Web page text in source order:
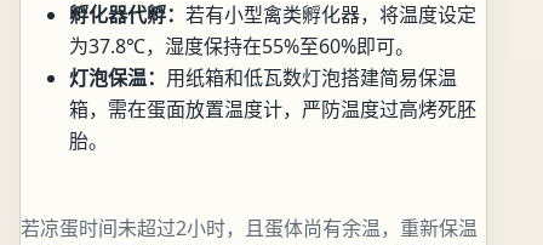
孵化器代孵： 若有小型禽类孵化器，将温度设定
为37.8℃，湿度保持在55%至60%即可。
灯泡保温： 用纸箱和低瓦数灯泡搭建简易保温
箱，需在蛋面放置温度计，严防温度过高烤死胚
胎。
若凉蛋时间未超过2小时，且蛋体尚有余温，重新保温